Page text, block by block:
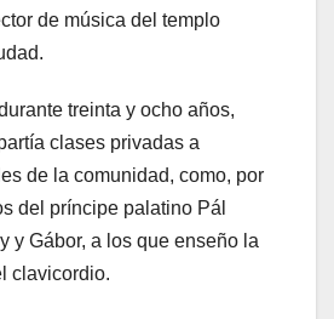
de música del templo
treinta y ocho años,
clases privadas a
de la comunidad, como, por
del príncipe palatino Pál
y Gábor, a los que enseño la
clavicordio.